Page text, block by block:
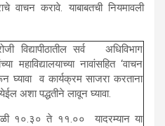
वाचन करावे. याबाबतची नियमावली
विद्यापीठातील सर्व अधिविभाग
महाविद्यालयाच्‍या नावांसहित ‘वाचन
व कार्यक्रम साजरा करताना
येईल अशा पद्धतीने लावून घ्यावा.
१०.३० ते ११.०० यादरम्यान या